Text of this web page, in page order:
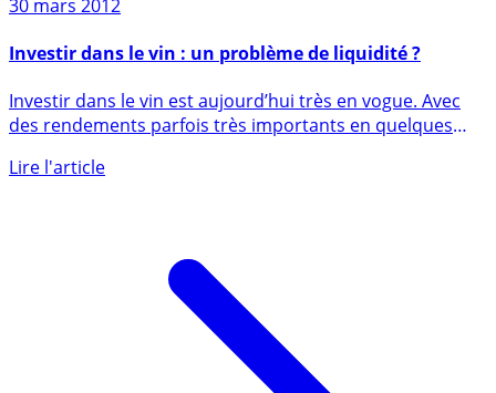
30 mars 2012
Investir dans le vin : un problème de liquidité ?
des rendements parfois très importants en quelques